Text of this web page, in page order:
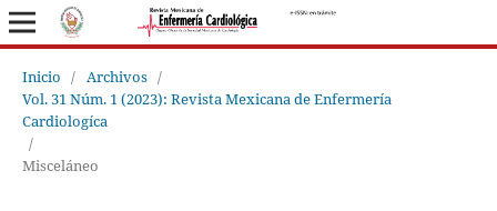
Inicio / Archivos /
Vol. 31 Núm. 1 (2023): Revista Mexicana de Enfermería
Cardiologíca
/
Misceláneo